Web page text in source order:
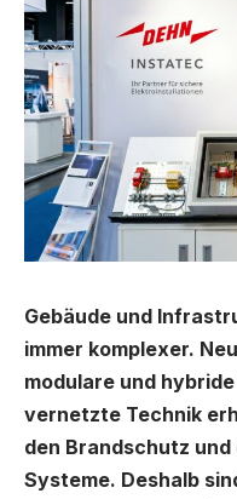
Gebäude und
immer komplexer.
modulare und
vernetzte Technik
den Brandschutz
Systeme. Deshalb